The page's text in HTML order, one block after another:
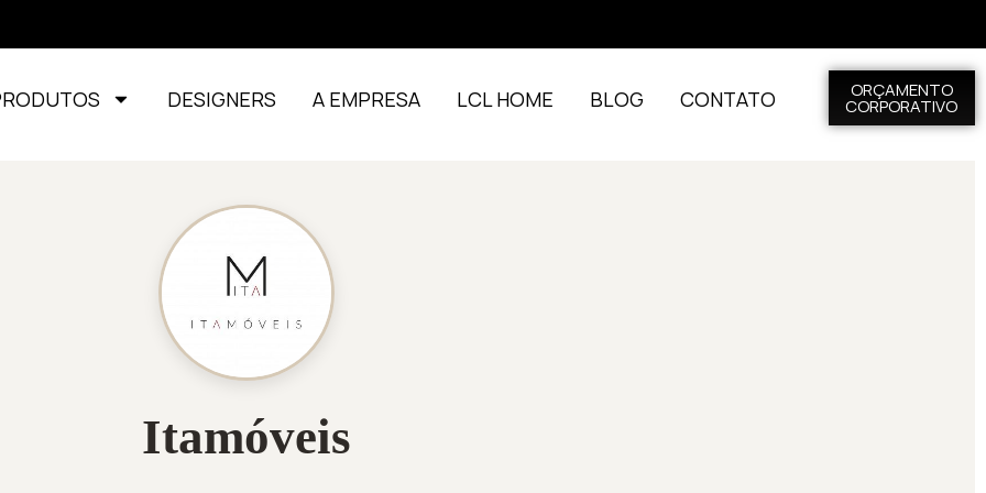
DESIGNERS A EMPRESA LCL HOME BLOG CONTATO ORÇAMENTO
CORPORATIVO
Itamóveis